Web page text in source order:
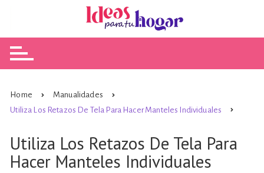
Home
Manualidades
Utiliza Los Retazos De Tela Para Hacer Manteles Individuales
Utiliza Los Retazos De Tela Para
Hacer Manteles Individuales